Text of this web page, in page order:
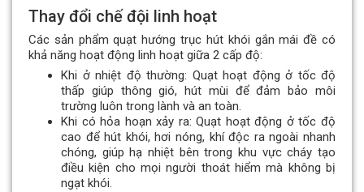
Thay đổi chế đội linh hoạt
Các sản phẩm quạt hướng trục hút khói gắn mái đề có
khả năng hoạt động linh hoạt giữa 2 cấp độ:
Khi ở nhiệt độ thường: Quạt hoạt động ở tốc độ
thấp giúp thông gió, hút mùi để đảm bảo môi
trường luôn trong lành và an toàn.
Khi có hỏa hoạn xảy ra: Quạt hoạt động ở tốc độ
cao để hút khói, hơi nóng, khí độc ra ngoài nhanh
chóng, giúp hạ nhiệt bên trong khu vực cháy tạo
điều kiện cho mọi người thoát hiểm mà không bị
ngạt khói.